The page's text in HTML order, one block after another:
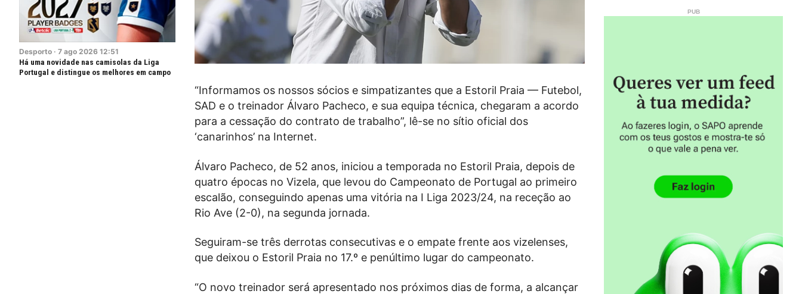
Desporto · 7 ago 2026 12:51
Há uma novidade nas camisolas da Liga
Portugal e distingue os melhores em campo
“Informamos os nossos sócios e simpatizantes que a Estoril Praia — Futebol,
SAD e o treinador Álvaro Pacheco, e sua equipa técnica, chegaram a acordo
para a cessação do contrato de trabalho”, lê-se no sítio oficial dos
‘canarinhos’ na Internet.
Álvaro Pacheco, de 52 anos, iniciou a temporada no Estoril Praia, depois de
quatro épocas no Vizela, que levou do Campeonato de Portugal ao primeiro
escalão, conseguindo apenas uma vitória na I Liga 2023/24, na receção ao
Rio Ave (2-0), na segunda jornada.
Seguiram-se três derrotas consecutivas e o empate frente aos vizelenses,
que deixou o Estoril Praia no 17.º e penúltimo lugar do campeonato.
“O novo treinador será apresentado nos próximos dias de forma, a alcançar